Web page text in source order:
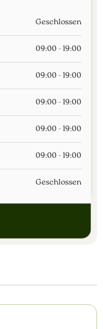
Geschlossen
09:00 - 19:00
09:00 - 19:00
09:00 - 19:00
09:00 - 19:00
09:00 - 19:00
Geschlossen